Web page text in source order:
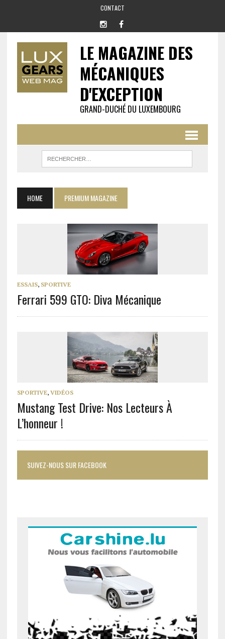
CONTACT
LE MAGAZINE DES
MÉCANIQUES
D'EXCEPTION
GRAND-DUCHÉ DU LUXEMBOURG
HOME PREMIUM MAGAZINE
ESSAIS, SPORTIVE
Ferrari 599 GTO: Diva Mécanique
SPORTIVE, VIDÉOS
Mustang Test Drive: Nos Lecteurs À
L’honneur !
SUIVEZ-NOUS SUR FACEBOOK